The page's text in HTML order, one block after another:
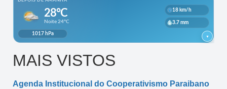
MAIS VISTOS
Agenda Institucional do Cooperativismo Paraibano